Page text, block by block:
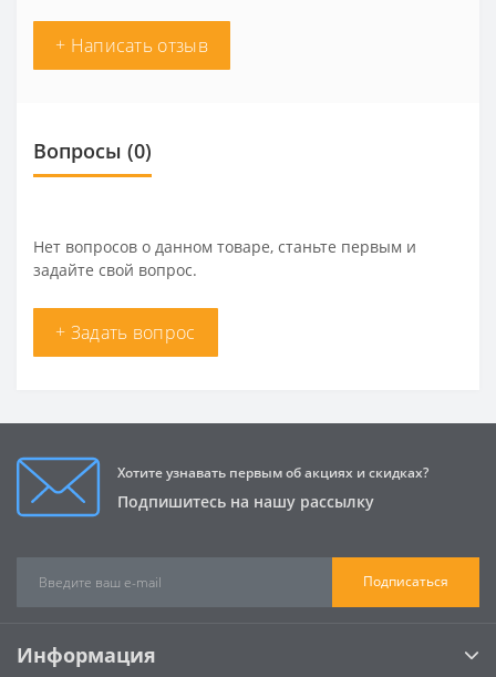
+ Написать отзыв
Вопросы (0)
Нет вопросов о данном товаре, станьте первым и
задайте свой вопрос.
+ Задать вопрос
Хотите узнавать первым об акциях и скидках?
Подпишитесь на нашу рассылку
Подписаться
Информация